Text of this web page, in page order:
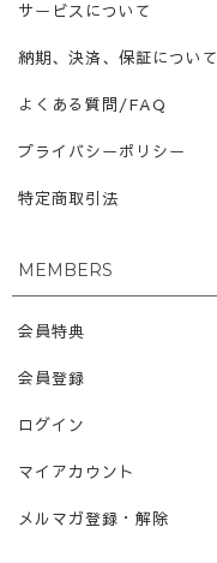
サービスについて
納期、決済、保証について
よくある質問/FAQ
プライバシーポリシー
特定商取引法
MEMBERS
会員特典
会員登録
ログイン
マイアカウント
メルマガ登録・解除